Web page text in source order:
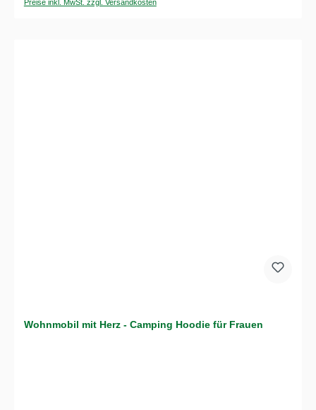
Preise inkl. MwSt. zzgl. Versandkosten
Wohnmobil mit Herz - Camping Hoodie für Frauen